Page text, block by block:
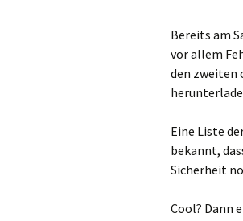
Bereits am
vor allem
den zweiten
Eine Liste
bekannt,
Sicherheit
Cool? Dann